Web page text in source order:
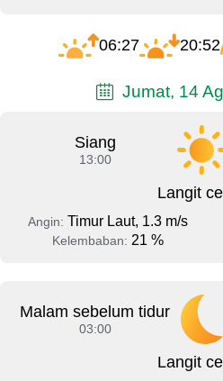
06:27 20:52
Jumat, 14
Siang
13:00
Langit
Angin: Timur Laut, 1.3 m/s
Kelembaban: 21 %
Malam sebelum tidur
03:00
Langit